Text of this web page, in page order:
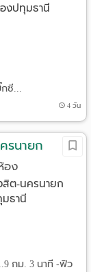
งปทุมธานี
ซี...
4 วัน
รนายก
อง
สิต-นครนายก
ธานี
กม. 3 นาที -ฟิว